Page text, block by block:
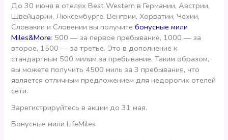
До 30 июня в отелях Best Western в Германии, Австрии,
Швейцарии, Люксембурге, Венгрии, Хорватии, Чехии,
Словакии и Словении вы получитебонусные мили
Miles&More: 500 — за первое пребывание, 1000 — за
второе, 1500 — за третье. Это в дополнение к
стандартным 500 милям за пребывание. Таким образом,
вы можете получить 4500 миль за 3 пребывания, что
является отличным предложением для недорогих отелей
сети.
Зарегистрируйтесь в акции до 31 мая.
Бонусные мили LifeMiles